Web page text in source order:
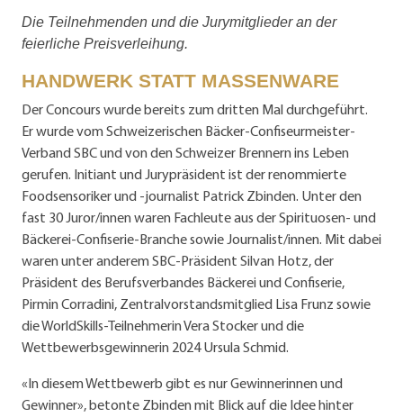
Die Teilnehmenden und die Jurymitglieder an der
feierliche Preisverleihung.
HANDWERK STATT MASSENWARE
Der Concours wurde bereits zum dritten Mal durchgeführt.
Er wurde vom Schweizerischen Bäcker-Confiseurmeister-
Verband SBC und von den Schweizer Brennern ins Leben
gerufen. Initiant und Jurypräsident ist der renommierte
Foodsensoriker und -journalist Patrick Zbinden. Unter den
fast 30 Juror/innen waren Fachleute aus der Spirituosen- und
Bäckerei-Confiserie-Branche sowie Journalist/innen. Mit dabei
waren unter anderem SBC-Präsident Silvan Hotz, der
Präsident des Berufsverbandes Bäckerei und Confiserie,
Pirmin Corradini, Zentralvorstandsmitglied Lisa Frunz sowie
die WorldSkills-Teilnehmerin Vera Stocker und die
Wettbewerbsgewinnerin 2024 Ursula Schmid.
«In diesem Wettbewerb gibt es nur Gewinnerinnen und
Gewinner», betonte Zbinden mit Blick auf die Idee hinter